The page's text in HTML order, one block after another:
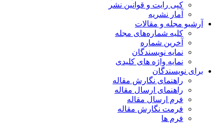
کپی رایت و قوانین نشر
آمار نشریه
آرشیو مجله و مقالات
کلیه شماره‌های مجله
آخرین شماره
نمایه نویسندگان
نمایه واژه های کلیدی
برای نویسندگان
راهنمای نگارش مقاله
راهنمای ارسال مقاله
فرم ارسال مقاله
فرمت نگارش مقاله
فرم ها